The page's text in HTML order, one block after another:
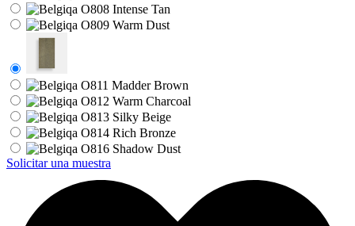
Solicitar una muestra